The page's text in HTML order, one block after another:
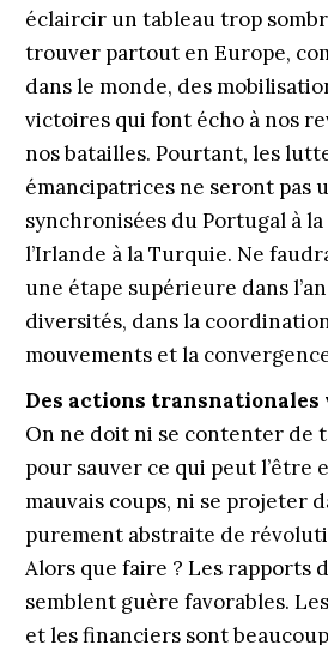
éclaircir un tableau trop
trouver partout en Europe,
dans le monde, des
victoires qui font écho à nos
nos batailles. Pourtant, les
émancipatrices ne seront pas
synchronisées du Portugal à la
l’Irlande à la Turquie. Ne
une étape supérieure dans
diversités, dans la
mouvements et la
Des actions transnationales
On ne doit ni se contenter de
pour sauver ce qui peut l’être
mauvais coups, ni se projeter
purement abstraite de
Alors que faire ? Les rapports
semblent guère favorables.
et les financiers sont